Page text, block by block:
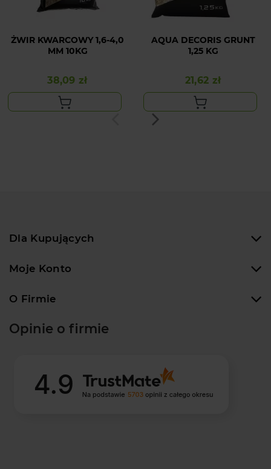
ŻWIR KWARCOWY 1,6-4,0
MM 10KG
Cena
38,09 zł
AQUA DECORIS GRUNT
1,25 KG
Cena
21,62 zł
Dla Kupujących
Moje Konto
O Firmie
Opinie o firmie